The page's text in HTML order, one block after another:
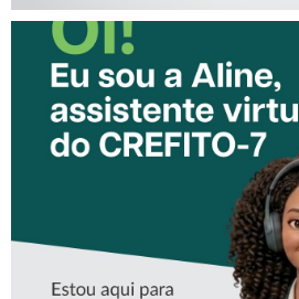
CONHEÇA A
ASSISTENTE